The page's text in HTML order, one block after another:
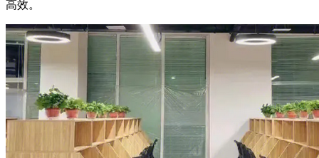
高效。